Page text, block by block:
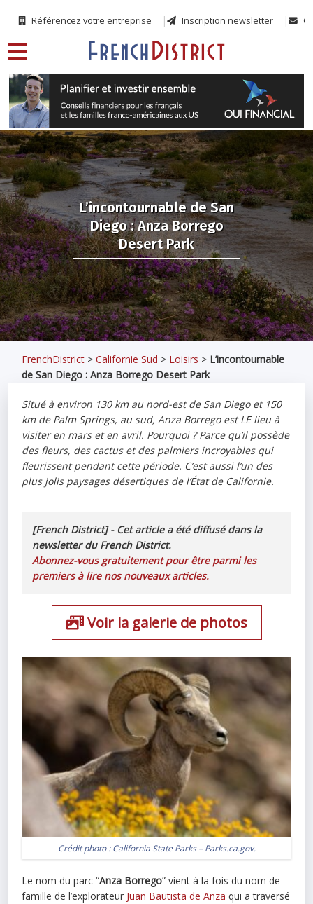
Référencez votre entreprise Inscription newsletter
L’incontournable de San
Diego : Anza Borrego
Desert Park
FrenchDistrict >Californie Sud > Loisirs > L’incontournable
de San Diego : Anza Borrego Desert Park
Situé à environ 130 km au nord-est de San Diego et 150
km de Palm Springs, au sud, Anza Borrego est LE lieu à
visiter en mars et en avril. Pourquoi ? Parce qu’il possède
des fleurs, des cactus et des palmiers incroyables qui
fleurissent pendant cette période. C’est aussi l’un des
plus jolis paysages désertiques de l’État de Californie.
[French District] - Cet article a été diffusé dans la
newsletter du French District.
Abonnez-vous gratuitement pour être parmi les
premiers à lire nos nouveaux articles.
Voir la galerie de photos
Crédit photo :California State Parks – Parks.ca.gov.
Le nom du parc “Anza Borrego” vient à la fois du nom de
famille de l’explorateur Juan Bautista de Anza qui a traversé